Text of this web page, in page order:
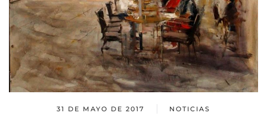
31 DE MAYO DE 2017 NOTICIAS